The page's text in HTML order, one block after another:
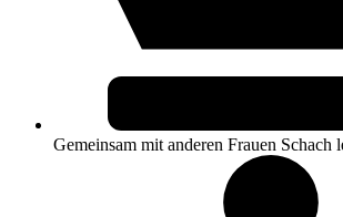
Gemeinsam mit anderen Frauen Schach